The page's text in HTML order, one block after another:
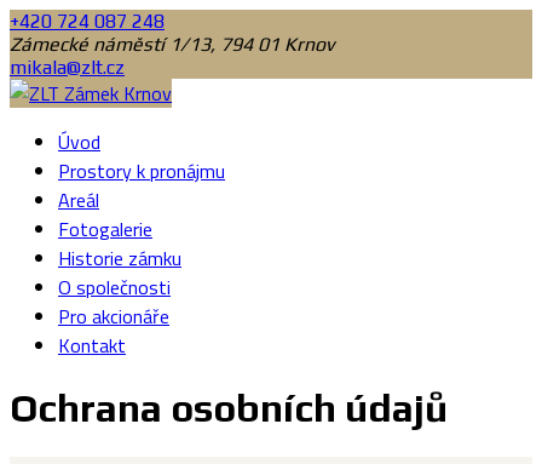
+420 724 087 248
Zámecké náměstí 1/13, 794 01 Krnov
mikala@zlt.cz
Úvod
Prostory k pronájmu
Areál
Fotogalerie
Historie zámku
O společnosti
Pro akcionáře
Kontakt
Ochrana osobních údajů